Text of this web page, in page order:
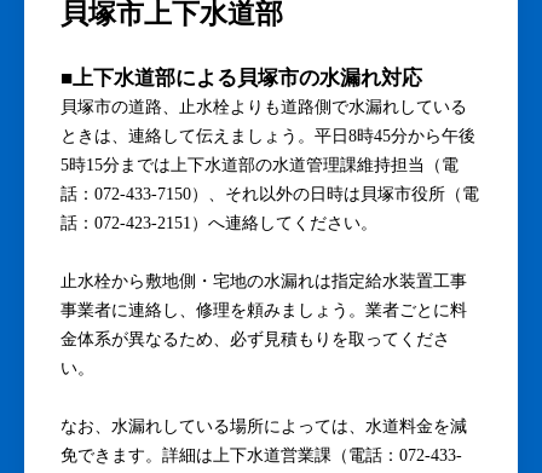
貝塚市上下水道部
■上下水道部による貝塚市の水漏れ対応
貝塚市の道路、止水栓よりも道路側で水漏れしている
ときは、連絡して伝えましょう。平日8時45分から午後
5時15分までは上下水道部の水道管理課維持担当（電
話：072-433-7150）、それ以外の日時は貝塚市役所（電
話：072-423-2151）へ連絡してください。
止水栓から敷地側・宅地の水漏れは指定給水装置工事
事業者に連絡し、修理を頼みましょう。業者ごとに料
金体系が異なるため、必ず見積もりを取ってくださ
い。
なお、水漏れしている場所によっては、水道料金を減
免できます。詳細は上下水道営業課（電話：072-433-